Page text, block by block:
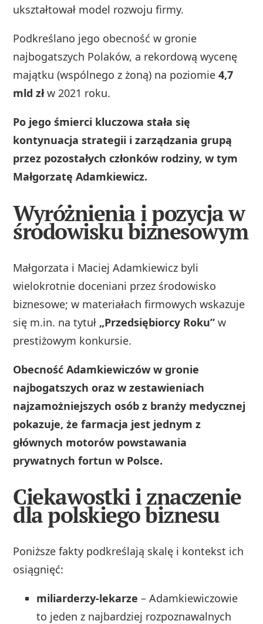
ukształtował model rozwoju firmy.
Podkreślano jego obecność w gronie
najbogatszych Polaków, a rekordową wycenę
majątku (wspólnego z żoną) na poziomie4,7
mld złw 2021 roku.
Po jego śmierci kluczowa stała się
kontynuacja strategii i zarządzania grupą
przez pozostałych członków rodziny, w tym
Małgorzatę Adamkiewicz.
Wyróżnienia i pozycja w
środowisku biznesowym
Małgorzata i Maciej Adamkiewicz byli
wielokrotnie doceniani przez środowisko
biznesowe; w materiałach firmowych wskazuje
się m.in. na tytuł „Przedsiębiorcy Roku” w
prestiżowym konkursie.
Obecność Adamkiewiczów w gronie
najbogatszych oraz w zestawieniach
najzamożniejszych osób z branży medycznej
pokazuje, że farmacja jest jednym z
głównych motorów powstawania
prywatnych fortun w Polsce.
Ciekawostki i znaczenie
dla polskiego biznesu
Poniższe fakty podkreślają skalę i kontekst ich
osiągnięć:
miliarderzy‑lekarze – Adamkiewiczowie
to jeden z najbardziej rozpoznawalnych